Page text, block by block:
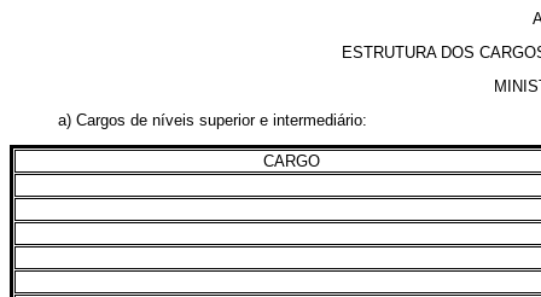
ESTRUTURA DOS
a) Cargos de níveis superior e intermediário:
CARGO